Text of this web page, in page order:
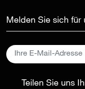
Melden Sie sich für
Teilen Sie uns